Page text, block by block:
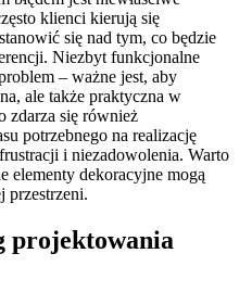
klienci kierują się
się nad tym, co będzie
Niezbyt funkcjonalne
– ważne jest, aby
ale także praktyczna w
zdarza się również
potrzebnego na realizację
i niezadowolenia. Warto
elementy dekoracyjne mogą
przestrzeni.
projektowania